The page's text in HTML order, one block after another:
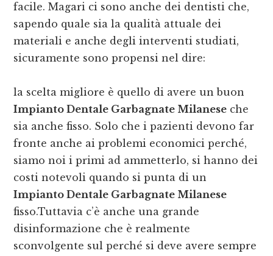
facile. Magari ci sono anche dei dentisti che,
sapendo quale sia la qualità attuale dei
materiali e anche degli interventi studiati,
sicuramente sono propensi nel dire:
la scelta migliore è quello di avere un buon
Impianto Dentale Garbagnate Milanese che
sia anche fisso. Solo che i pazienti devono far
fronte anche ai problemi economici perché,
siamo noi i primi ad ammetterlo, si hanno dei
costi notevoli quando si punta di un
Impianto Dentale Garbagnate Milanese
fisso.Tuttavia c’è anche una grande
disinformazione che è realmente
sconvolgente sul perché si deve avere sempre